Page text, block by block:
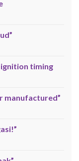
ignition timing
manufactured”